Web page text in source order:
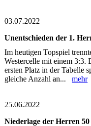
03.07.2022
Unentschieden der 1.
Im heutigen Topspiel
Westercelle mit einem 3:3.
ersten Platz in der Tabelle
gleiche Anzahl an... mehr
25.06.2022
Niederlage der Herren